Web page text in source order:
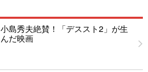
小島秀夫絶賛！「デススト2」が生
んだ映画